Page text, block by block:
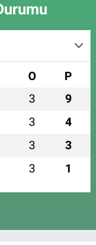
O P
3 9
3 4
3 3
3 1